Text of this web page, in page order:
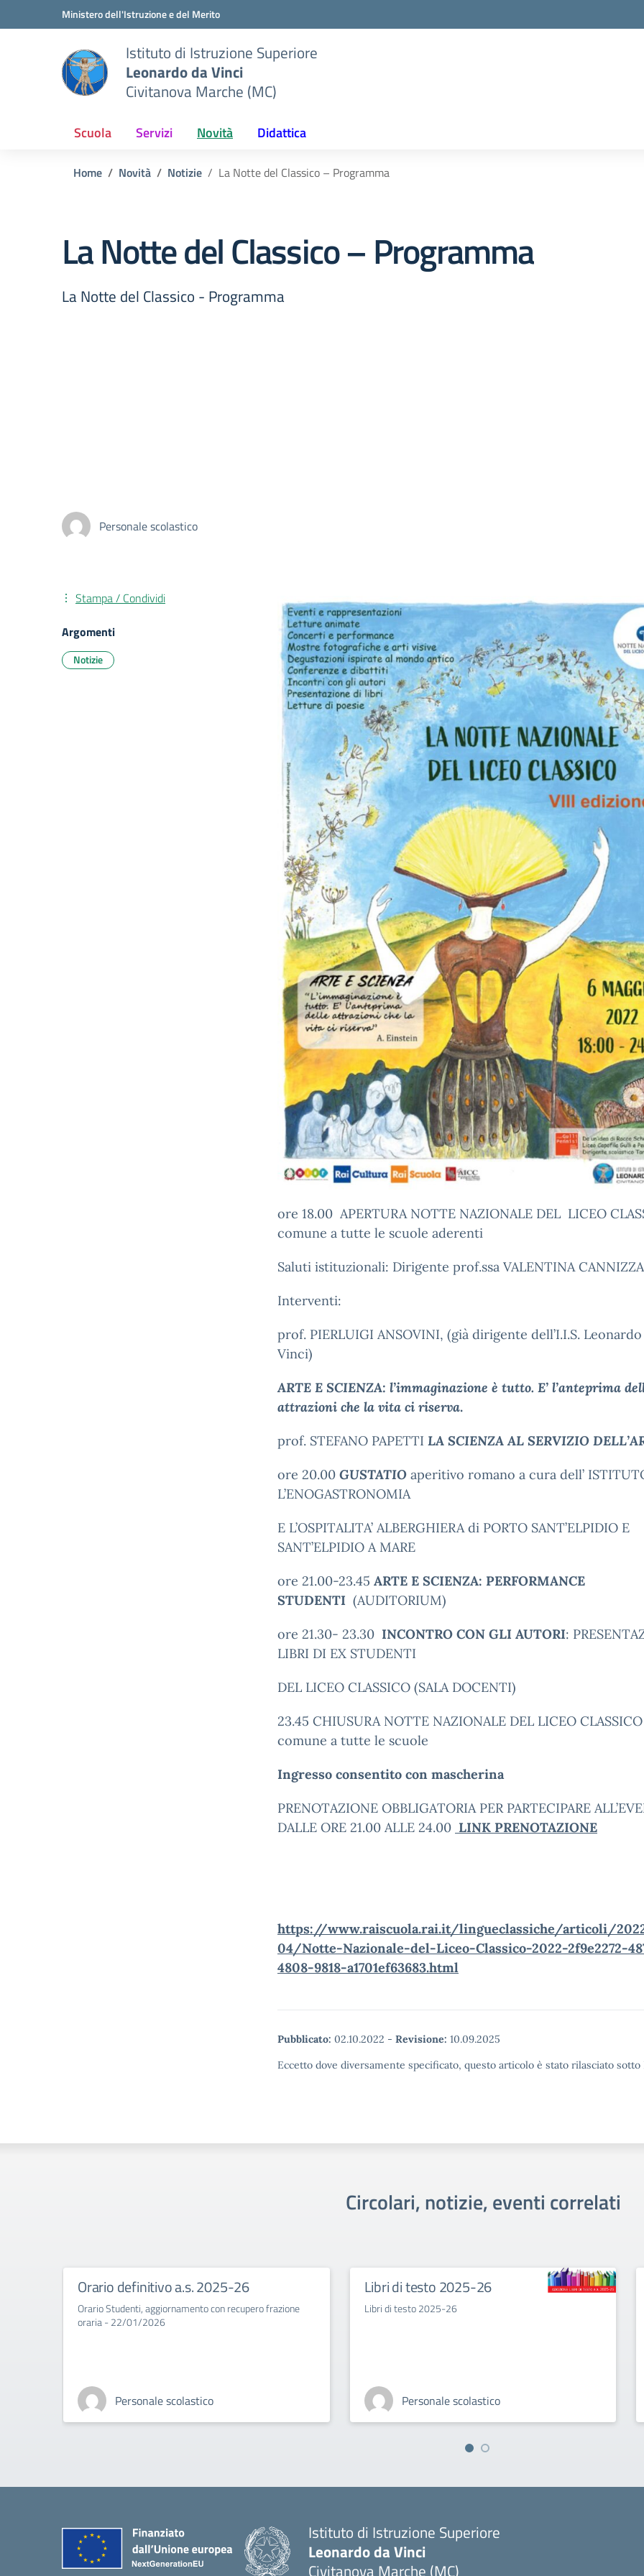
Vai ai contenuti
Vai al menu di navigazioneMinistero dell'Istruzione e del Merito
Istituto di Istruzione Superiore
Leonardo da Vinci
Civitanova Marche (MC)
Scuola Servizi Novità Didattica
Home Novità Notizie La Notte del Classico – Programma
La Notte del Classico – Programma
La Notte del Classico - Programma
Personale scolastico
ore 18.00 APERTURA NOTTE NAZIONALE DEL LICEO
comune a tutte le scuole aderenti
Saluti istituzionali: Dirigente prof.ssa VALENTINA
Interventi:
prof. PIERLUIGI ANSOVINI, (già dirigente dell’I.I.S.
Vinci)
ARTE E SCIENZA: l’immaginazione è tutto. E’ l’anteprima
attrazioni che la vita ci riserva.
prof. STEFANO PAPETTI LA SCIENZA AL SERVIZIO
ore 20.00 GUSTATIO aperitivo romano a cura dell’
L’ENOGASTRONOMIA
E L’OSPITALITA’ ALBERGHIERA di PORTO SANT’ELPIDIO E
SANT’ELPIDIO A MARE
ore 21.00-23.45 ARTE E SCIENZA: PERFORMANCE
STUDENTI (AUDITORIUM)
ore 21.30- 23.30 INCONTRO CON GLI AUTORI:
LIBRI DI EX STUDENTI
DEL LICEO CLASSICO (SALA DOCENTI)
23.45 CHIUSURA NOTTE NAZIONALE DEL LICEO CLASSICO
comune a tutte le scuole
Ingresso consentito con mascherina
PRENOTAZIONE OBBLIGATORIA PER PARTECIPARE
DALLE ORE 21.00 ALLE 24.00 LINK PRENOTAZIONE
https://www.raiscuola.rai.it/lingueclassiche/articoli/
04/Notte-Nazionale-del-Liceo-Classico-2022-2f9e2272-
4808-9818-a1701ef63683.html
Pubblicato: 02.10.2022 - Revisione: 10.09.2025
Eccetto dove diversamente specificato, questo articolo è stato rilasciato
Stampa / Condividi
Argomenti
Notizie
Circolari, notizie, eventi correlati
Orario definitivo a.s. 2025-26
Orario Studenti, aggiornamento con recupero frazione
oraria - 22/01/2026
Personale scolastico
Libri di testo 2025-26
Libri di testo 2025-26
Personale scolastico
Istituto di Istruzione Superiore
Leonardo da Vinci
Civitanova Marche (MC)